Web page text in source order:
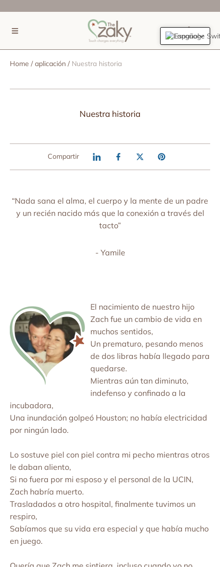
IR DIRECTAMENTE AL CONTENIDO
Home aplicación Nuestra historia
Nuestra historia
Compartir
“Nada sana el alma, el cuerpo y la mente de un padre
y un recién nacido más que la conexión a través del
tacto”
- Yamile
El nacimiento de nuestro hijo
Zach fue un cambio de vida en
muchos sentidos,
Un prematuro, pesando menos
de dos libras había llegado para
quedarse.
Mientras aún tan diminuto,
indefenso y confinado a la
incubadora,
Una inundación golpeó Houston; no había electricidad
por ningún lado.
Lo sostuve piel con piel contra mi pecho mientras otros
le daban aliento,
Si no fuera por mi esposo y el personal de la UCIN,
Zach habría muerto.
Trasladados a otro hospital, finalmente tuvimos un
respiro,
Sabíamos que su vida era especial y que había mucho
en juego.
Español